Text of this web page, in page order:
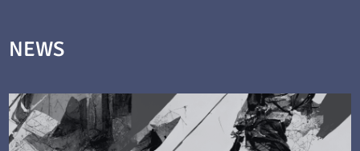
NEWS